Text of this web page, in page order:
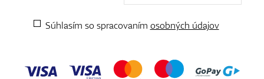
Súhlasím so spracovaním osobných údajov